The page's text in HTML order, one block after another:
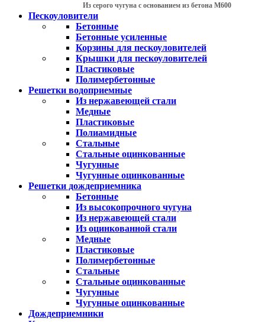
Из серого чугуна с основанием из бетона М600
Пескоуловители
Бетонные
Бетонные усиленные
Корзины для пескоуловителей
Крышки для пескоуловителей
Пластиковые
Полимербетонные
Решетки водоприемные
Из нержавеющей стали
Медные
Пластиковые
Полиамидные
Стальные
Стальные оцинкованные
Чугунные
Чугунные оцинкованные
Решетки дождеприемника
Бетонные
Из высокопрочного чугуна
Из нержавеющей стали
Из оцинкованной стали
Медные
Пластиковые
Полимербетонные
Стальные
Стальные оцинкованные
Чугунные
Чугунные оцинкованные
Дождеприемники